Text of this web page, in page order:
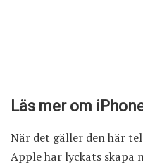
Läs mer om
När det gäller den här
Apple har lyckats skapa